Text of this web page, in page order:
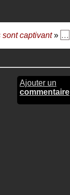
captivant»
Ajouter un
commentaire